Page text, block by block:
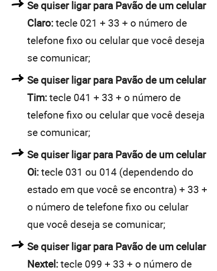
Se quiser ligar para Pavão de um celular
Claro:tecle 021 + 33 + o número de
telefone fixo ou celular que você deseja
se comunicar;
Se quiser ligar para Pavão de um celular
Tim:tecle 041 + 33 + o número de
telefone fixo ou celular que você deseja
se comunicar;
Se quiser ligar para Pavão de um celular
Oi:tecle 031 ou 014 (dependendo do
estado em que você se encontra) + 33 +
o número de telefone fixo ou celular
que você deseja se comunicar;
Se quiser ligar para Pavão de um celular
Nextel:tecle 099 + 33 + o número de